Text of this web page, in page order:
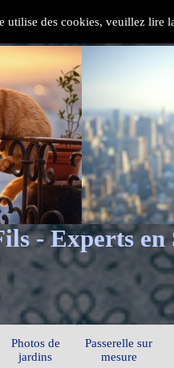
utilise des cookies, veuillez lire
- Experts en
Photos de
jardins
Passerelle sur
mesure